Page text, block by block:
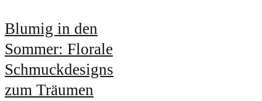
Blumig in den
Sommer: Florale
Schmuckdesigns
zum Träumen